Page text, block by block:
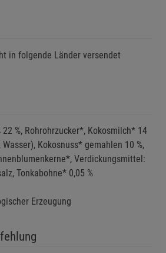
in folgende Länder versendet
%, Rohrohrzucker*, Kokosmilch* 14
Kokosnuss* gemahlen 10 %,
Verdickungsmittel:
Tonkabohne* 0,05 %
Erzeugung